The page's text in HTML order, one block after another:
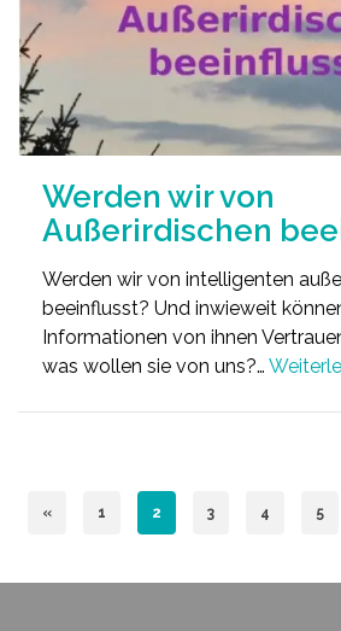
Werden wir von
Außerirdischen
Werden wir von intelligenten
beeinflusst? Und inwieweit
Informationen von ihnen
was wollen sie von uns?…
« 1 2 3 4 5